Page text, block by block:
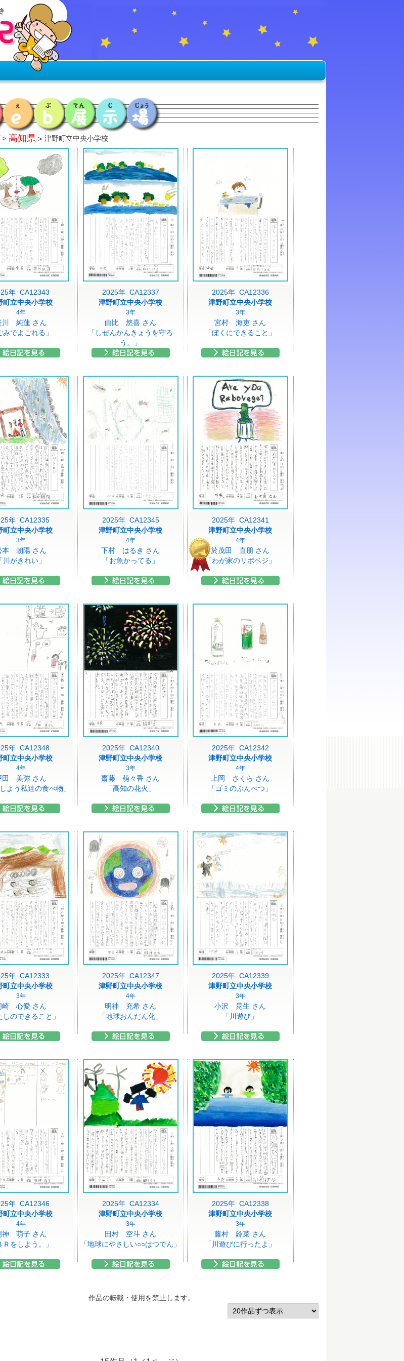
高知県 津野町立中央小学校
年 CA12343
町立中央小学校
4年
川 純蓮 さん
みでよごれる」
2025年 CA12337
津野町立中央小学校
3年
由比 悠喜 さん
「しぜんかんきょうを守ろ
う。」
2025年 CA12336
津野町立中央小学校
3年
宮村 海吏 さん
「ぼくにできること」
年 CA12335
町立中央小学校
3年
本 朝陽 さん
「川がきれい」
2025年 CA12345
津野町立中央小学校
4年
下村 はるき さん
「お魚かってる」
2025年 CA12341
津野町立中央小学校
4年
於茂田 直朋 さん
「わが家のリボベジ」
年 CA12348
町立中央小学校
4年
田 美弥 さん
よう私達の食べ物」
2025年 CA12340
津野町立中央小学校
3年
齋藤 萌々香 さん
「高知の花火」
2025年 CA12342
津野町立中央小学校
4年
上岡 さくら さん
「ゴミのぶんべつ」
年 CA12333
町立中央小学校
3年
崎 心愛 さん
しのできること」
2025年 CA12347
津野町立中央小学校
4年
明神 充希 さん
「地球おんだん化」
2025年 CA12339
津野町立中央小学校
3年
小沢 晃生 さん
「川遊び」
年 CA12346
町立中央小学校
4年
神 萌子 さん
Ｒをしよう。」
2025年 CA12334
津野町立中央小学校
3年
田村 空斗 さん
「地球にやさしい○○はつでん」
2025年 CA12338
津野町立中央小学校
3年
藤村 鈴菜 さん
「川遊びに行ったよ」
作品の転載・使用を禁止します。